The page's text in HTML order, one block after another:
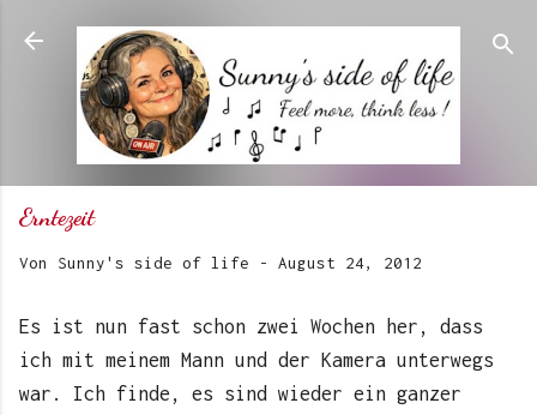
Direkt zum Hauptbereich
Erntezeit
Von Sunny's side of life - August 24, 2012
Es ist nun fast schon zwei Wochen her, dass
ich mit meinem Mann und der Kamera unterwegs
war. Ich finde, es sind wieder ein ganzer